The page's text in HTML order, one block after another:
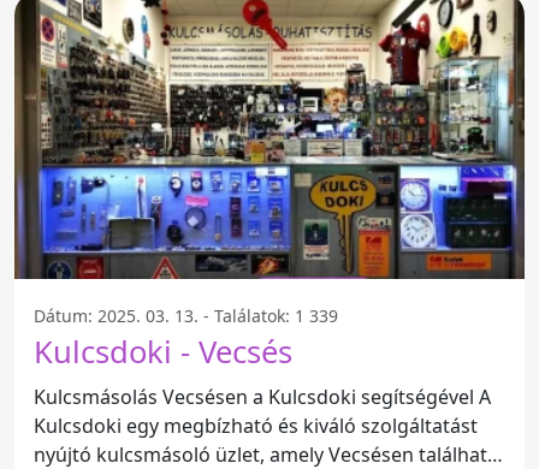
Dátum: 2025. 03. 13. - Találatok: 1 339
Kulcsdoki - Vecsés
Kulcsmásolás Vecsésen a Kulcsdoki segítségével A
Kulcsdoki egy megbízható és kiváló szolgáltatást
nyújtó kulcsmásoló üzlet, amely Vecsésen található.